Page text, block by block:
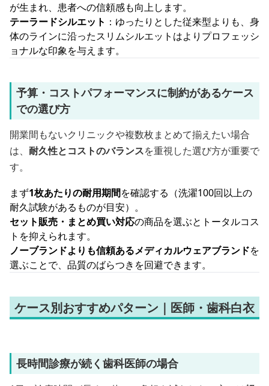
が生まれ、患者への信頼感も向上します。
テーラードシルエット ：ゆったりとした従来型よりも、身
体のラインに沿ったスリムシルエットはよりプロフェッシ
ョナルな印象を与えます。
予算・コストパフォーマンスに制約があるケース
での選び方
開業間もないクリニックや複数枚まとめて揃えたい場合
は、 耐久性とコストのバランスを重視した選び方が重要で
す。
まず1枚あたりの耐用期間を確認する（洗濯100回以上の
耐久試験があるものが目安）。
セット販売・まとめ買い対応の商品を選ぶとトータルコス
トを抑えられます。
ノーブランドよりも信頼あるメディカルウェアブランドを
選ぶことで、品質のばらつきを回避できます。
ケース別おすすめパターン｜医師・歯科白衣
長時間診療が続く歯科医師の場合